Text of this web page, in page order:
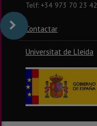
Telf: +34 973 70 23 42
Contactar
Universitat de Lleida